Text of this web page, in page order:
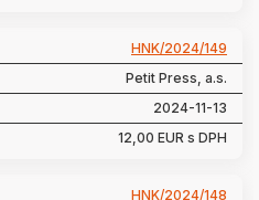
HNK/2024/149
Petit Press, a.s.
2024-11-13
12,00 EUR s DPH
HNK/2024/148